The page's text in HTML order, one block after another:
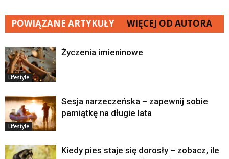
POWIĄZANE ARTYKUŁY WIĘCEJ OD AUTORA
Lifestyle
Życzenia imieninowe
Lifestyle
Sesja narzeczeńska – zapewnij sobie
pamiątkę na długie lata
Kiedy pies staje się dorosły – zobacz, ile